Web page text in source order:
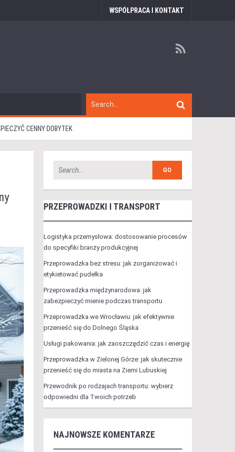
WSPÓŁPRACA I KONTAKT
CENNY DOBYTEK
PRZEPROWADZKI I TRANSPORT
Logistyka przemysłowa: dostosowanie procesów
do specyfiki branży produkcyjnej
Przeprowadzka bez stresu: jak zorganizować i
etykietować pudełka
Przeprowadzka międzynarodowa: jak
zabezpieczyć mienie podczas transportu
Przeprowadzka we Wrocławiu: jak efektywnie
przenieść się do Dolnego Śląska
Usługi pakowania: jak zaoszczędzić czas i energię
Przeprowadzka w Zielonej Górze: jak skutecznie
przenieść się do miasta na Ziemi Lubuskiej
Przewodnik po rodzajach transportu: wybierz
odpowiedni dla Twoich potrzeb
NAJNOWSZE KOMENTARZE